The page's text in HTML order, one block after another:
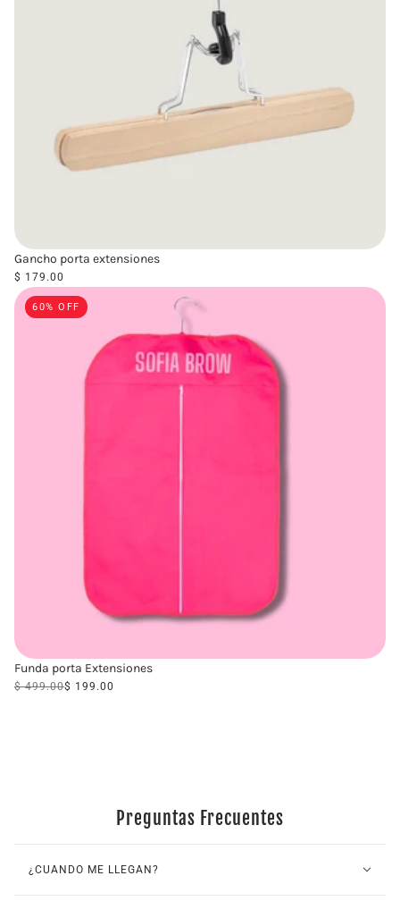
Gancho porta extensiones
$ 179.00
60% OFF
Funda porta Extensiones
$ 499.00$ 199.00
Preguntas Frecuentes
¿CUANDO ME LLEGAN?